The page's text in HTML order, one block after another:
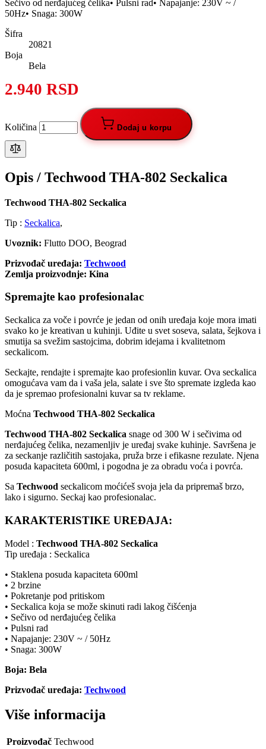
Sečivo od nerđajućeg čelika• Pulsni rad• Napajanje: 230V ~ /
50Hz• Snaga: 300W
Šifra
20821
Boja
Bela
2.940 RSD
Količina Dodaj u korpu
Opis / Techwood THA-802 Seckalica
Techwood THA-802 Seckalica
Tip : Seckalica,
Uvoznik: Flutto DOO, Beograd
Prizvođač uređaja: Techwood
Zemlja proizvodnje: Kina
Spremajte kao profesionalac
Seckalica za voče i povrće je jedan od onih uređaja koje mora imati
svako ko je kreativan u kuhinji. Uđite u svet soseva, salata, šejkova i
smutija sa svežim sastojcima, dobrim idejama i kvalitetnom
seckalicom.
Seckajte, rendajte i spremajte kao profesionlin kuvar. Ova seckalica
omogućava vam da i vaša jela, salate i sve što spremate izgleda kao
da je spremao profesionalni kuvar sa tv reklame.
Moćna Techwood THA-802 Seckalica
Techwood THA-802 Seckalica snage od 300 W i sečivima od
nerđajućeg čelika, nezamenljiv je uređaj svake kuhinje. Savršena je
za seckanje različitih sastojaka, pruža brze i efikasne rezulate. Njena
posuda kapaciteta 600ml, i pogodna je za obradu voća i povrća.
Sa Techwood seckalicom moćićeš svoja jela da pripremaš brzo,
lako i sigurno. Seckaj kao profesionalac.
KARAKTERISTIKE UREĐAJA:
Model : Techwood THA-802 Seckalica
Tip uređaja : Seckalica
• Staklena posuda kapaciteta 600ml
• 2 brzine
• Pokretanje pod pritiskom
• Seckalica koja se može skinuti radi lakog čišćenja
• Sečivo od nerđajućeg čelika
• Pulsni rad
• Napajanje: 230V ~ / 50Hz
• Snaga: 300W
Boja: Bela
Prizvođač uređaja: Techwood
Više informacija
Proizvođač Techwood